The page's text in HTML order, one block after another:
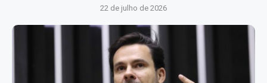
22 de julho de 2026